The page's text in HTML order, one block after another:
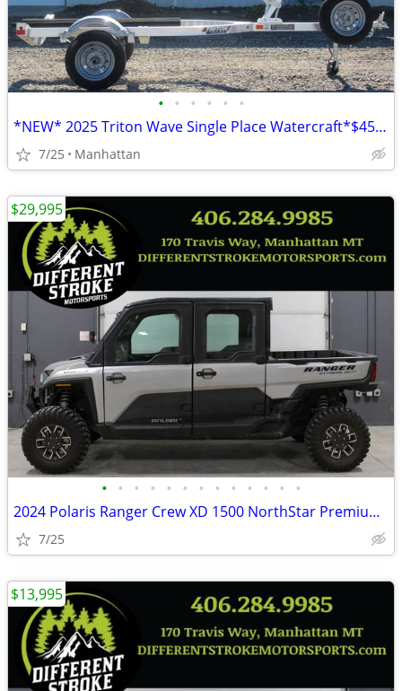
• • • • • •
*NEW* 2025 Triton Wave Single Place Watercraft*$45/Month OAC $0 Down*
7/25 Manhattan
• • • • • • • • • • • • •
2024 Polaris Ranger Crew XD 1500 NorthStar Premium *$571/Month OAC*
7/25
$29,995
$13,995